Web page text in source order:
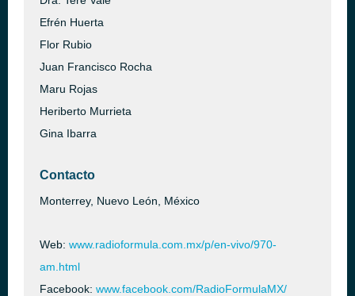
Efrén Huerta
Flor Rubio
Juan Francisco Rocha
Maru Rojas
Heriberto Murrieta
Gina Ibarra
Contacto
Monterrey, Nuevo León, México
Web: www.radioformula.com.mx/p/en-vivo/970-
am.html
Facebook: www.facebook.com/RadioFormulaMX/